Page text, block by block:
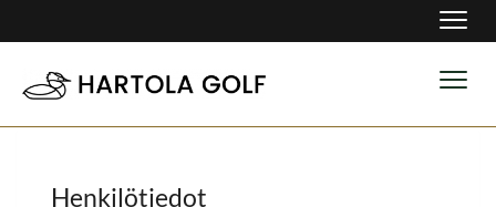
Henkilötiedot